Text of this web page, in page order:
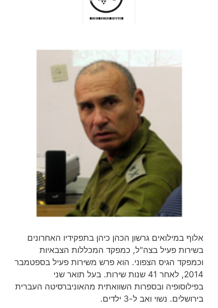
אלוף במילואים גרשון הכהן כיהן בתפקידיו האחרונים
בשירות פעיל בצה"ל, כמפקד המכללות הצבאיות
וכמפקד הגיס הצפוני. הוא פרש משירות פעיל בספטמבר
2014, לאחר 41 שנות שירות‏. בעל תואר שני
בפילוסופיה ובספרות השוואתית מהאוניברסיטה העברית
בירושלים. נשוי ואב ל-3 ילדים.